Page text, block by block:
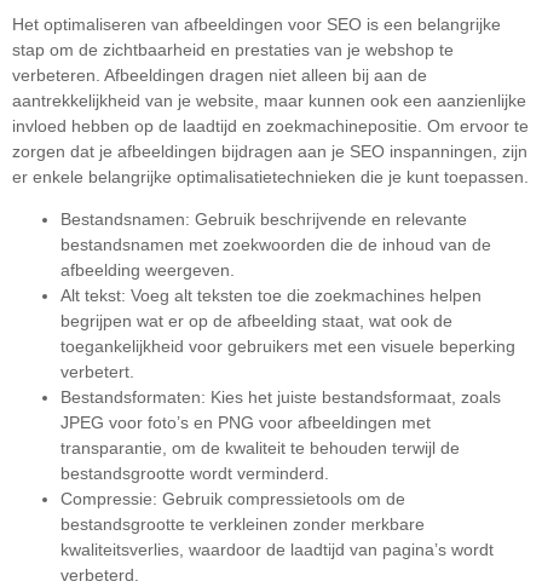
Het optimaliseren van afbeeldingen voor SEO is een belangrijke
stap om de zichtbaarheid en prestaties van je webshop te
verbeteren. Afbeeldingen dragen niet alleen bij aan de
aantrekkelijkheid van je website, maar kunnen ook een aanzienlijke
invloed hebben op de laadtijd en zoekmachinepositie. Om ervoor te
zorgen dat je afbeeldingen bijdragen aan je SEO inspanningen, zijn
er enkele belangrijke optimalisatietechnieken die je kunt toepassen.
Bestandsnamen: Gebruik beschrijvende en relevante
bestandsnamen met zoekwoorden die de inhoud van de
afbeelding weergeven.
Alt tekst: Voeg alt teksten toe die zoekmachines helpen
begrijpen wat er op de afbeelding staat, wat ook de
toegankelijkheid voor gebruikers met een visuele beperking
verbetert.
Bestandsformaten: Kies het juiste bestandsformaat, zoals
JPEG voor foto’s en PNG voor afbeeldingen met
transparantie, om de kwaliteit te behouden terwijl de
bestandsgrootte wordt verminderd.
Compressie: Gebruik compressietools om de
bestandsgrootte te verkleinen zonder merkbare
kwaliteitsverlies, waardoor de laadtijd van pagina’s wordt
verbeterd.